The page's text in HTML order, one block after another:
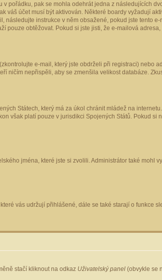
pořádku, pak se mohla odehrát jedna z následujících
váš účet musí být aktivován. Některé boardy vyžadují
následujte instrukce v něm obsažené, pokud jste tento
pouze obtěžovat. Pokud si jste jisti, že e-mailová
e-mail, který jste obdrželi při registraci) nebo
ničím nepřispěli, aby se zmenšila velikost databáze.
Státech, který má za úkol chránit mládež na
však platí pouze v jurisdikci Spojených Států. Pokud
jména, které jste si zvolili. Administrátor také
vás udržují přihlášené, dále se také starají o
stačí kliknout na odkaz Uživatelský panel (obvykle se